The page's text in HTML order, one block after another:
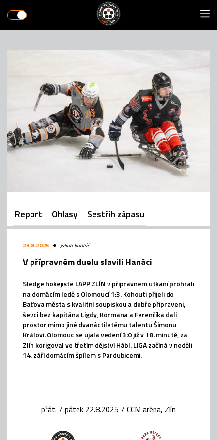
Report Ohlasy Sestřih zápasu
23.8.2025 Jakub Kudláč
V přípravném duelu slavili Hanáci
Sledge hokejisté LAPP ZLÍN v přípravném utkání prohráli
na domácím ledě s Olomoucí 1:3. Kohouti přijeli do
Baťova města s kvalitní soupiskou a dobře připraveni,
ševci bez kapitána Ligdy, Kormana a Ferenčíka dali
prostor mimo jiné dvanáctiletému talentu Šimonu
Královi. Olomouc se ujala vedení 3:0 již v 18. minutě, za
Zlín korigoval ve třetím dějství Hábl. LIGA začíná v neděli
14. září domácím špílem s Pardubicemi.
přát. / pátek 22.8.2025 / CCM aréna, Zlín